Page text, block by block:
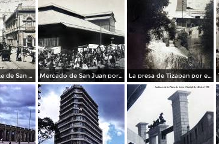
El cruzero puente de San Francisco y Guardiola por el fotografo Felix Miret. Mercado de San Juan por el fotografo Felix Miret La presa de Tizapan por el fotografo Fernando Kososky. ( Circulada el 22 de Diembre de 1910 ).